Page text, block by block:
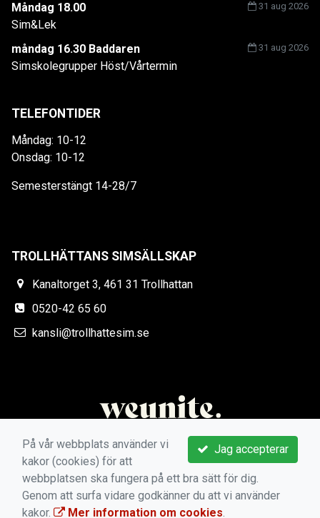
Måndag 18.00
31 aug 2026
Sim&Lek
måndag 16.30 Baddaren
31 aug 2026
Simskolegrupper Höst/Vårtermin
TELEFONTIDER
Måndag: 10-12
Onsdag: 10-12
Semesterstängt 14-28/7
TROLLHÄTTANS SIMSÄLLSKAP
Kanaltorget 3, 461 31 Trollhattan
0520-42 65 60
kansli@trollhattesim.se
Jag accepterar
På vår webbplats använder vi
kakor (cookies) för att
webbplatsen ska fungera på ett bra sätt för dig.
Genom att surfa vidare godkänner du att vi använder
kakor.
Mer information om cookies.